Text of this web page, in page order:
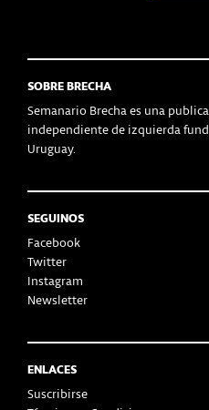
SOBRE BRECHA
Semanario Brecha es una
independiente de izquierda
Uruguay.
SEGUINOS
Facebook
Twitter
Instagram
Newsletter
ENLACES
Suscribirse